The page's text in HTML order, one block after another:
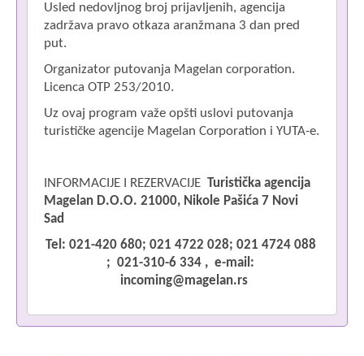
Usled nedovljnog broj prijavljenih, agencija
zadržava pravo otkaza aranžmana 3 dan pred
put.
Organizator putovanja Magelan corporation.
Licenca OTP 253/2010.
Uz ovaj program važe opšti uslovi putovanja
turističke agencije Magelan Corporation i YUTA-e.
INFORMACIJE I REZERVACIJE Turistička agencija
Magelan D.O.O. 21000, Nikole Pašića 7 Novi
Sad
Tel: 021-420 680; 021 4722 028; 021 4724 088
; 021-310-6 334 , e-mail:
incoming@magelan.rs